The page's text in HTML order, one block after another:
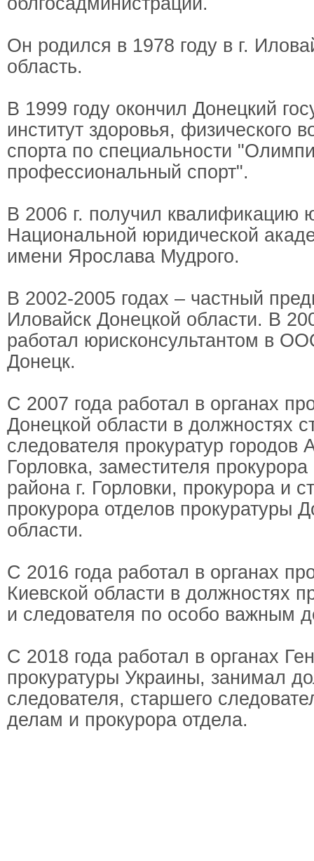
Он родился в 1978 году в г.
область.
В 1999 году окончил Донецкий
институт здоровья, физического
спорта по специальности
профессиональный спорт".
В 2006 г. получил квалификацию
Национальной юридической
имени Ярослава Мудрого.
В 2002-2005 годах – частный
Иловайск Донецкой области. В
работал юрисконсультантом в
Донецк.
С 2007 года работал в органах
Донецкой области в должностях
следователя прокуратур городов
Горловка, заместителя прокурора
района г. Горловки, прокурора и
прокурора отделов прокуратуры
области.
С 2016 года работал в органах
Киевской области в должностях
и следователя по особо важным
С 2018 года работал в органах
прокуратуры Украины, занимал
следователя, старшего
делам и прокурора отдела.